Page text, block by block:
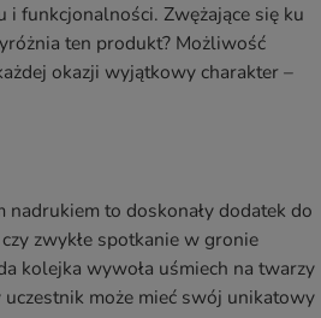
i funkcjonalności. Zwężające się ku
ten produkt? Możliwość
okazji wyjątkowy charakter –
to doskonały dodatek do
zwykłe spotkanie w gronie
kolejka wywoła uśmiech na twarzy
może mieć swój unikatowy